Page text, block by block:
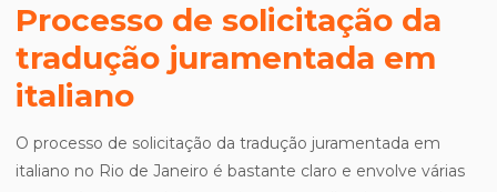
Processo de solicitação da
tradução juramentada em
italiano
O processo de solicitação da tradução juramentada em
italiano no Rio de Janeiro é bastante claro e envolve várias